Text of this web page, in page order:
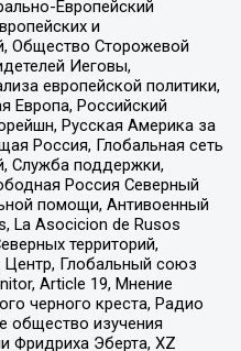
Европейский
и
Общество Сторожевой
Иеговы,
европейской политики,
Европа, Российский
Русская Америка за
Россия, Глобальная сеть
Служба поддержки,
Россия Северный
помощи, Антивоенный
La Asocicion de Rusos
территорий,
Центр, Глобальный союз
Article 19, Мнение
черного креста, Радио
общество изучения
Фридриха Эберта, XZ